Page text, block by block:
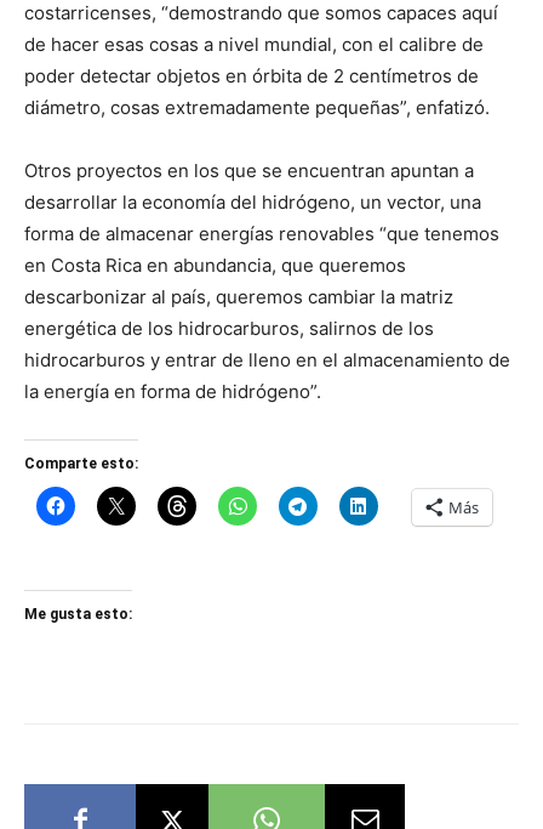
costarricenses, “demostrando que somos capaces aquí
de hacer esas cosas a nivel mundial, con el calibre de
poder detectar objetos en órbita de 2 centímetros de
diámetro, cosas extremadamente pequeñas”, enfatizó.
Otros proyectos en los que se encuentran apuntan a
desarrollar la economía del hidrógeno, un vector, una
forma de almacenar energías renovables “que tenemos
en Costa Rica en abundancia, que queremos
descarbonizar al país, queremos cambiar la matriz
energética de los hidrocarburos, salirnos de los
hidrocarburos y entrar de lleno en el almacenamiento de
la energía en forma de hidrógeno”.
Comparte esto:
Más
Me gusta esto: